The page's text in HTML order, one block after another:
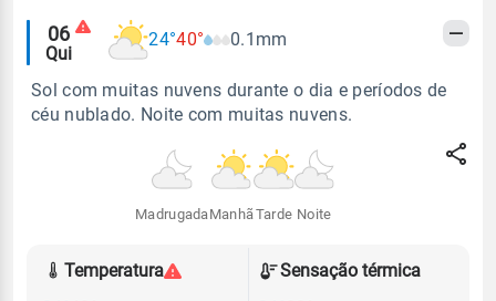
Alertas
meteorológicos
06
Qui
24°40° 0.1mm
Sol com muitas nuvens durante o dia e períodos de
céu nublado. Noite com muitas nuvens.
Madrugada Manhã Tarde Noite
Temperatura
Sensação térmica